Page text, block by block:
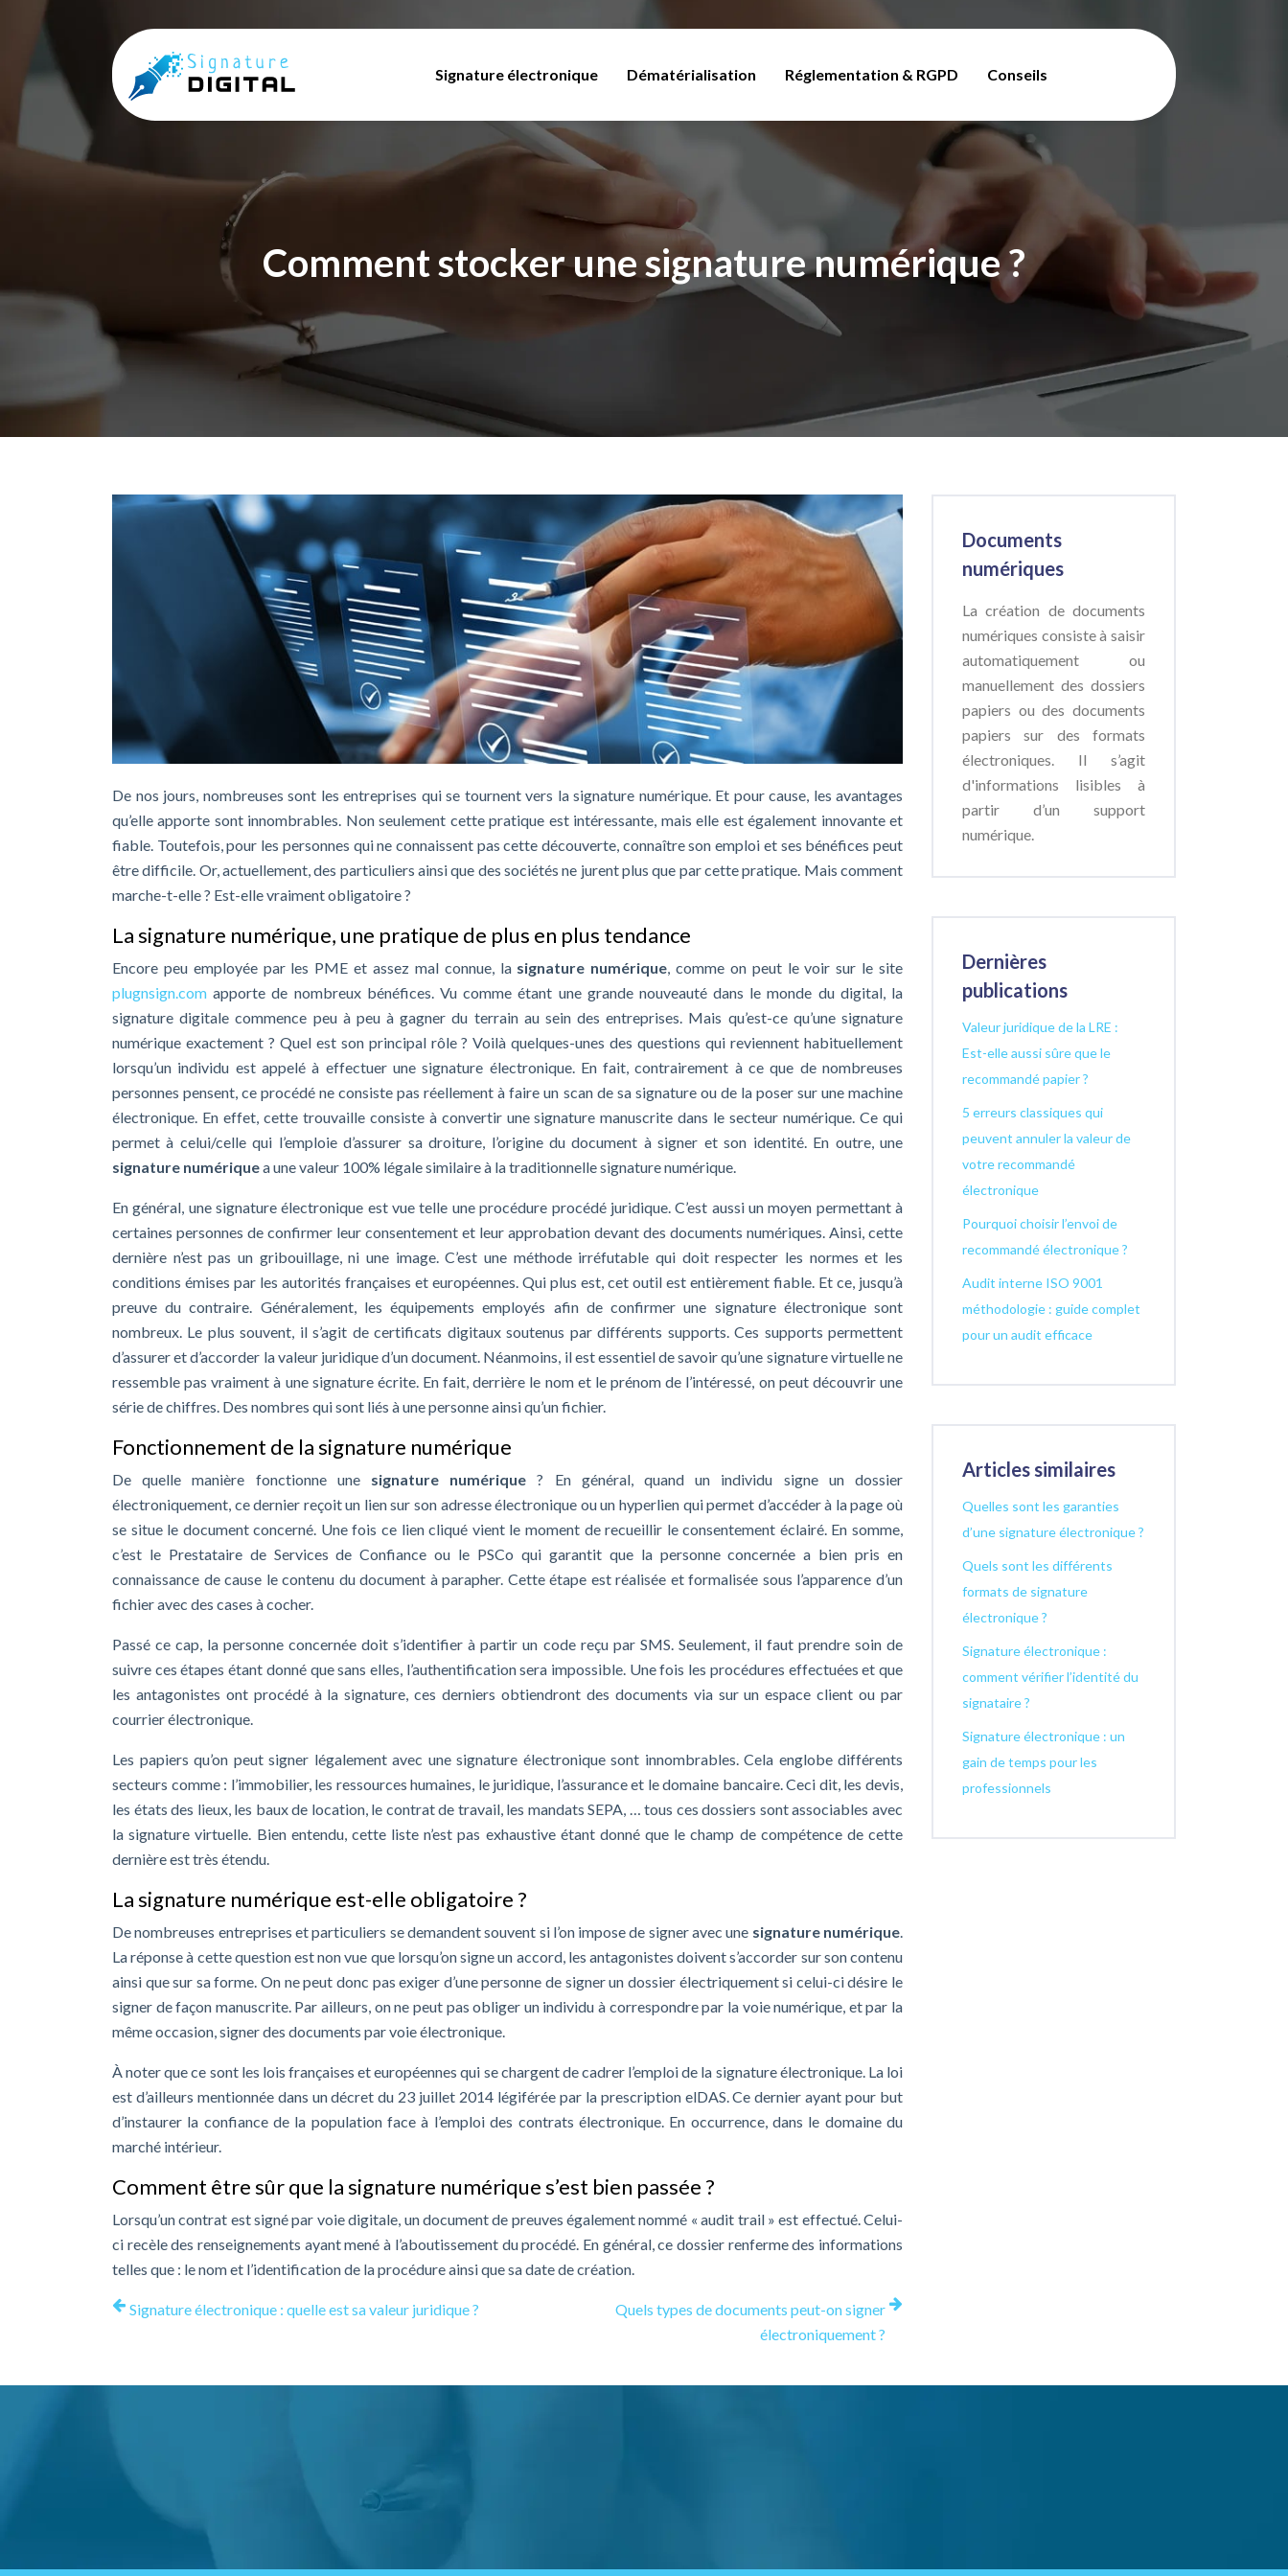
Signature électronique Dématérialisation Réglementation & RGPD Conseils
Comment stocker une signature numérique ?
De nos jours, nombreuses sont les entreprises qui se tournent vers la signature numérique. Et pour cause, les avantages
qu’elle apporte sont innombrables. Non seulement cette pratique est intéressante, mais elle est également innovante et
fiable. Toutefois, pour les personnes qui ne connaissent pas cette découverte, connaître son emploi et ses bénéfices peut
être difficile. Or, actuellement, des particuliers ainsi que des sociétés ne jurent plus que par cette pratique. Mais comment
marche-t-elle ? Est-elle vraiment obligatoire ?
La signature numérique, une pratique de plus en plus tendance
Encore peu employée par les PME et assez mal connue, la signature numérique, comme on peut le voir sur le site
plugnsign.com apporte de nombreux bénéfices. Vu comme étant une grande nouveauté dans le monde du digital, la
signature digitale commence peu à peu à gagner du terrain au sein des entreprises. Mais qu’est-ce qu’une signature
numérique exactement ? Quel est son principal rôle ? Voilà quelques-unes des questions qui reviennent habituellement
lorsqu’un individu est appelé à effectuer une signature électronique. En fait, contrairement à ce que de nombreuses
personnes pensent, ce procédé ne consiste pas réellement à faire un scan de sa signature ou de la poser sur une machine
électronique. En effet, cette trouvaille consiste à convertir une signature manuscrite dans le secteur numérique. Ce qui
permet à celui/celle qui l’emploie d’assurer sa droiture, l’origine du document à signer et son identité. En outre, une
signature numériquea une valeur 100% légale similaire à la traditionnelle signature numérique.
En général, une signature électronique est vue telle une procédure procédé juridique. C’est aussi un moyen permettant à
certaines personnes de confirmer leur consentement et leur approbation devant des documents numériques. Ainsi, cette
dernière n’est pas un gribouillage, ni une image. C’est une méthode irréfutable qui doit respecter les normes et les
conditions émises par les autorités françaises et européennes. Qui plus est, cet outil est entièrement fiable. Et ce, jusqu’à
preuve du contraire. Généralement, les équipements employés afin de confirmer une signature électronique sont
nombreux. Le plus souvent, il s’agit de certificats digitaux soutenus par différents supports. Ces supports permettent
d’assurer et d’accorder la valeur juridique d’un document. Néanmoins, il est essentiel de savoir qu’une signature virtuelle ne
ressemble pas vraiment à une signature écrite. En fait, derrière le nom et le prénom de l’intéressé, on peut découvrir une
série de chiffres. Des nombres qui sont liés à une personne ainsi qu’un fichier.
Fonctionnement de la signature numérique
De quelle manière fonctionne une signature numérique ? En général, quand un individu signe un dossier
électroniquement, ce dernier reçoit un lien sur son adresse électronique ou un hyperlien qui permet d’accéder à la page où
se situe le document concerné. Une fois ce lien cliqué vient le moment de recueillir le consentement éclairé. En somme,
c’est le Prestataire de Services de Confiance ou le PSCo qui garantit que la personne concernée a bien pris en
connaissance de cause le contenu du document à parapher. Cette étape est réalisée et formalisée sous l’apparence d’un
fichier avec des cases à cocher.
Passé ce cap, la personne concernée doit s’identifier à partir un code reçu par SMS. Seulement, il faut prendre soin de
suivre ces étapes étant donné que sans elles, l’authentification sera impossible. Une fois les procédures effectuées et que
les antagonistes ont procédé à la signature, ces derniers obtiendront des documents via sur un espace client ou par
courrier électronique.
Les papiers qu’on peut signer légalement avec une signature électronique sont innombrables. Cela englobe différents
secteurs comme : l’immobilier, les ressources humaines, le juridique, l’assurance et le domaine bancaire. Ceci dit, les devis,
les états des lieux, les baux de location, le contrat de travail, les mandats SEPA, … tous ces dossiers sont associables avec
la signature virtuelle. Bien entendu, cette liste n’est pas exhaustive étant donné que le champ de compétence de cette
dernière est très étendu.
La signature numérique est-elle obligatoire ?
De nombreuses entreprises et particuliers se demandent souvent si l’on impose de signer avec une signature numérique.
La réponse à cette question est non vue que lorsqu’on signe un accord, les antagonistes doivent s’accorder sur son contenu
ainsi que sur sa forme. On ne peut donc pas exiger d’une personne de signer un dossier électriquement si celui-ci désire le
signer de façon manuscrite. Par ailleurs, on ne peut pas obliger un individu à correspondre par la voie numérique, et par la
même occasion, signer des documents par voie électronique.
À noter que ce sont les lois françaises et européennes qui se chargent de cadrer l’emploi de la signature électronique. La loi
est d’ailleurs mentionnée dans un décret du 23 juillet 2014 légiférée par la prescription elDAS. Ce dernier ayant pour but
d’instaurer la confiance de la population face à l’emploi des contrats électronique. En occurrence, dans le domaine du
marché intérieur.
Comment être sûr que la signature numérique s’est bien passée ?
Lorsqu’un contrat est signé par voie digitale, un document de preuves également nommé « audit trail » est effectué. Celui-
ci recèle des renseignements ayant mené à l’aboutissement du procédé. En général, ce dossier renferme des informations
telles que : le nom et l’identification de la procédure ainsi que sa date de création.
Signature électronique : quelle est sa valeur juridique ?
Quels types de documents peut-on signer
électroniquement ?
Documents
numériques
La création de documents
numériques consiste à saisir
automatiquement ou
manuellement des dossiers
papiers ou des documents
papiers sur des formats
électroniques. Il s’agit
d'informations lisibles à
partir d’un support
numérique.
Dernières
publications
Valeur juridique de la LRE :
Est-elle aussi sûre que le
recommandé papier ?
5 erreurs classiques qui
peuvent annuler la valeur de
votre recommandé
électronique
Pourquoi choisir l’envoi de
recommandé électronique ?
Audit interne ISO 9001
méthodologie : guide complet
pour un audit efficace
Articles similaires
Quelles sont les garanties
d’une signature électronique ?
Quels sont les différents
formats de signature
électronique ?
Signature électronique :
comment vérifier l’identité du
signataire ?
Signature électronique : un
gain de temps pour les
professionnels